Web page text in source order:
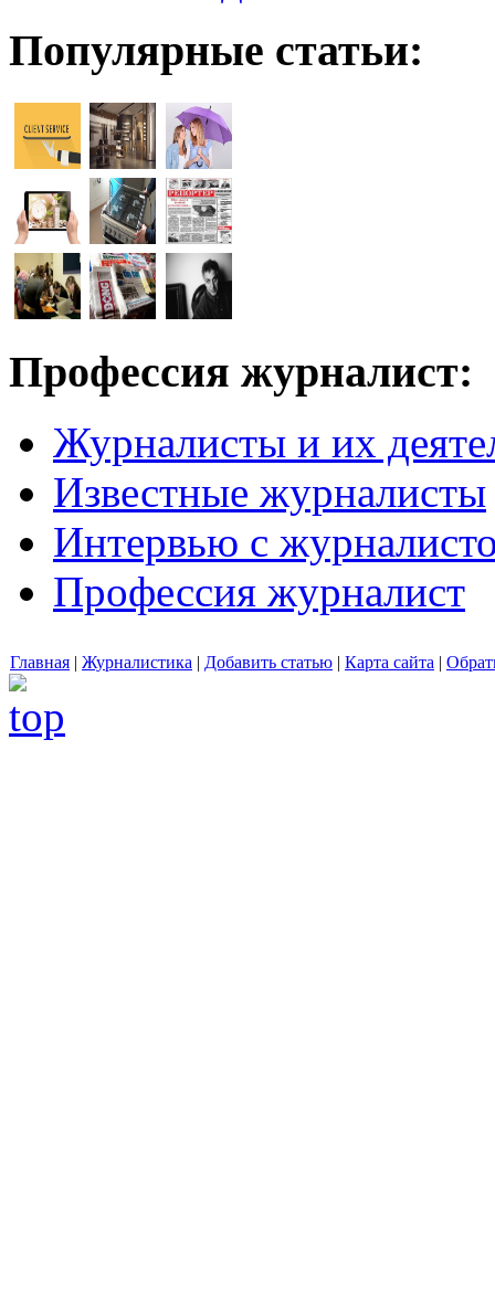
Популярные статьи:
Профессия журналист:
Журналисты и их
Известные журналисты
Интервью с
Профессия журналист
Главная | Журналистика | Добавить статью | Карта сайта |